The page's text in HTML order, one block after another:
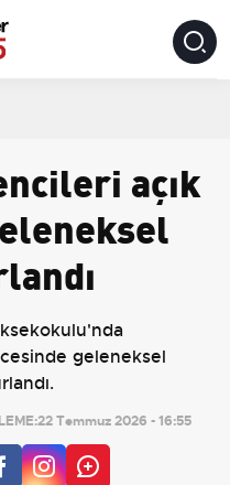
açık
geleneksel
22 Temmuz 2026 - 16:55